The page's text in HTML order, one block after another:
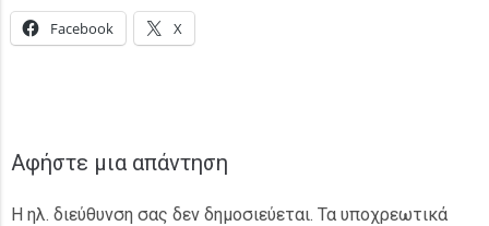
Facebook X
Αφήστε μια απάντηση
Η ηλ. διεύθυνση σας δεν δημοσιεύεται. Τα υποχρεωτικά